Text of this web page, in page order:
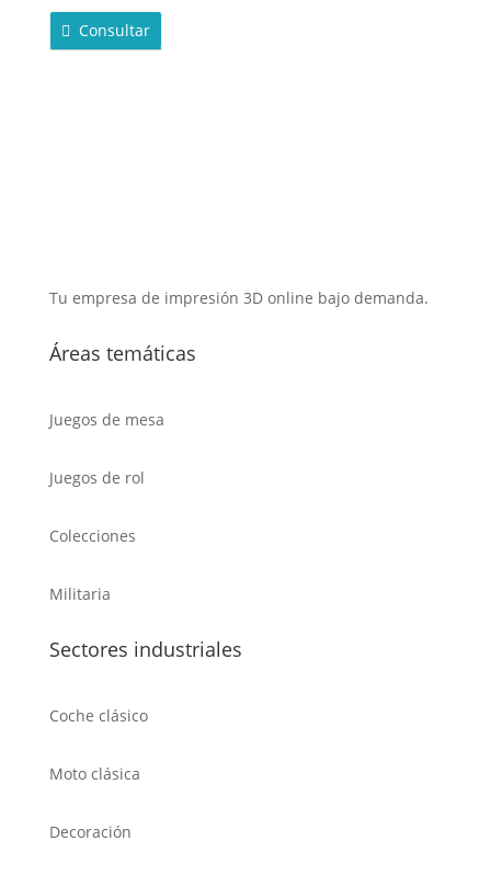
Consultar
Tu empresa de impresión 3D online bajo demanda.
Áreas temáticas
Juegos de mesa
Juegos de rol
Colecciones
Militaria
Sectores industriales
Coche clásico
Moto clásica
Decoración